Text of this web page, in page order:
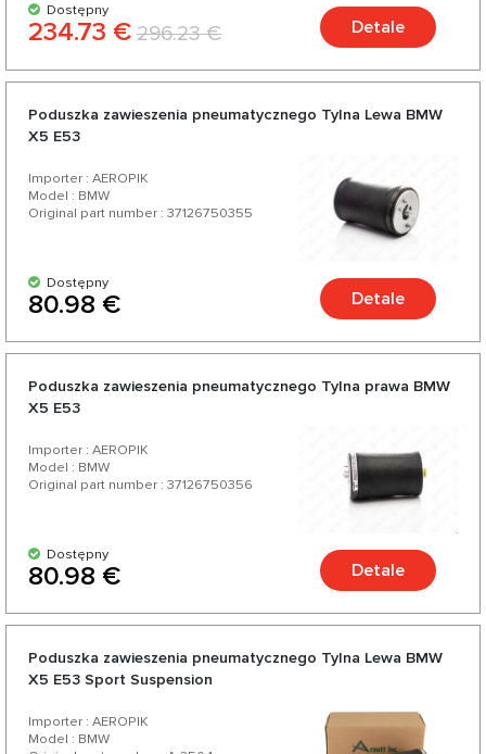
Dostępny
234.73 € 296.23 € Detale
Poduszka zawieszenia pneumatycznego Tylna Lewa BMW
X5 E53
Importer : AEROPIK
Model : BMW
Original part number : 37126750355
Dostępny
80.98 € Detale
Poduszka zawieszenia pneumatycznego Tylna prawa BMW
X5 E53
Importer : AEROPIK
Model : BMW
Original part number : 37126750356
Dostępny
80.98 € Detale
Poduszka zawieszenia pneumatycznego Tylna Lewa BMW
X5 E53 Sport Suspension
Importer : AEROPIK
Model : BMW